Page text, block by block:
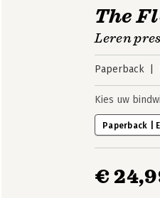
The
Leren
Paperback
Kies uw
Paperback |
€